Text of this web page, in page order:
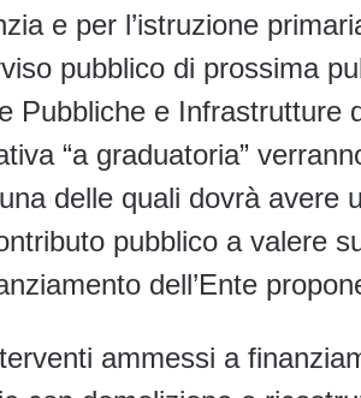
e per l’istruzione
pubblico di prossima
Pubbliche e Infrastrutture
“a graduatoria”
delle quali dovrà avere
pubblico a valere
dell’Ente
ammessi a